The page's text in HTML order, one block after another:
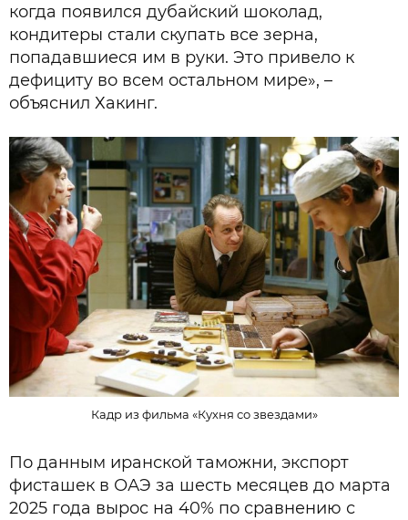
когда появился дубайский шоколад,
кондитеры стали скупать все зерна,
попадавшиеся им в руки. Это привело к
дефициту во всем остальном мире», –
объяснил Хакинг.
Кадр из фильма «Кухня со звездами»
По данным иранской таможни, экспорт
фисташек в ОАЭ за шесть месяцев до марта
2025 года вырос на 40% по сравнению с